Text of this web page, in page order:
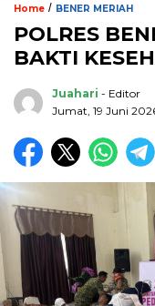
Home / BENER MERIAH
POLRES
BAKTI
Juahari - Editor
Jumat, 19 Juni